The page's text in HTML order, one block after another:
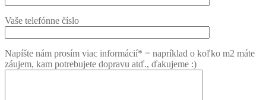
Vaše telefónne číslo
Napíšte nám prosím viac informácií* = napríklad o koľko m2 máte
záujem, kam potrebujete dopravu atď., ďakujeme :)